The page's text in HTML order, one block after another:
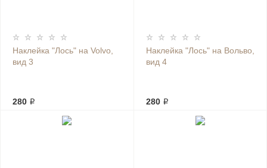
Наклейка "Лось" на Volvo,
вид 3
280 ₽
Наклейка "Лось" на Вольво,
вид 4
280 ₽